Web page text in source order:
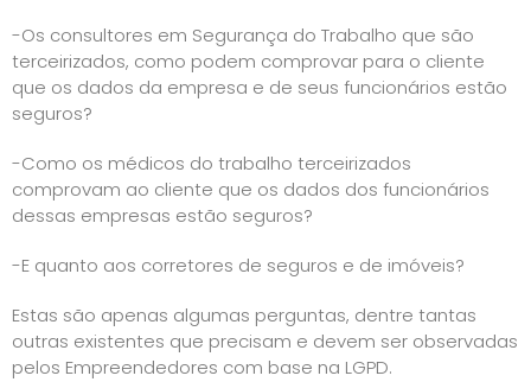
-Os consultores em Segurança do Trabalho que são
terceirizados, como podem comprovar para o cliente
que os dados da empresa e de seus funcionários estão
seguros?
-Como os médicos do trabalho terceirizados
comprovam ao cliente que os dados dos funcionários
dessas empresas estão seguros?
-E quanto aos corretores de seguros e de imóveis?
Estas são apenas algumas perguntas, dentre tantas
outras existentes que precisam e devem ser observadas
pelos Empreendedores com base na LGPD.